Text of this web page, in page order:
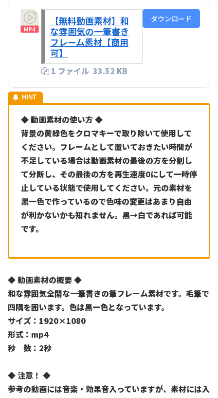
【無料動画素材】和
な雰囲気の一筆書き
フレーム素材【商用
可】
1 ファイル 33.52 KB
ダウンロード
◆ 動画素材の使い方 ◆
背景の黄緑色をクロマキーで取り除いて使用して
ください。フレームとして置いておきたい時間が
不足している場合は動画素材の最後の方を分割し
て分断し、その最後の方を再生速度0にして一時停
止している状態で使用してください。元の素材を
黒一色で作っているので色味の変更はあまり自由
が利かないかも知れません。黒→白であれば可能
です。
◆ 動画素材の概要 ◆
和な雰囲気全開な一筆書きの筆フレーム素材です。毛筆で
四隅を囲います。色は黒一色となっています。
サイズ：1920×1080
形式：mp4
秒 数：2秒
◆ 注意！ ◆
参考の動画には音楽・効果音入っていますが、素材には入